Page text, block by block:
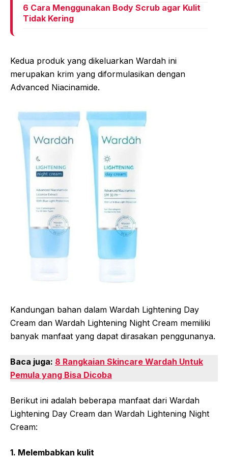
6 Cara Menggunakan Body Scrub agar Kulit
Tidak Kering
Kedua produk yang dikeluarkan Wardah ini
merupakan krim yang diformulasikan dengan
Advanced Niacinamide.
Kandungan bahan dalam Wardah Lightening Day
Cream dan Wardah Lightening Night Cream memiliki
banyak manfaat yang dapat dirasakan penggunanya.
Baca juga: 8 Rangkaian Skincare Wardah Untuk
Pemula yang Bisa Dicoba
Berikut ini adalah beberapa manfaat dari Wardah
Lightening Day Cream dan Wardah Lightening Night
Cream:
1. Melembabkan kulit